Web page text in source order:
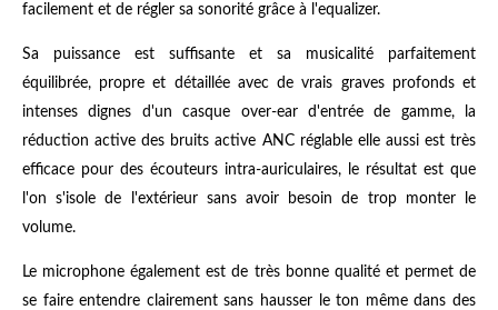
facilement et de régler sa sonorité grâce à l'equalizer.
Sa puissance est suffisante et sa musicalité parfaitement
équilibrée, propre et détaillée avec de vrais graves profonds et
intenses dignes d'un casque over-ear d'entrée de gamme, la
réduction active des bruits active ANC réglable elle aussi est très
efficace pour des écouteurs intra-auriculaires, le résultat est que
l'on s'isole de l'extérieur sans avoir besoin de trop monter le
volume.
Le microphone également est de très bonne qualité et permet de
se faire entendre clairement sans hausser le ton même dans des